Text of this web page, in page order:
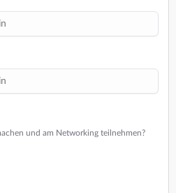
und am Networking teilnehmen?